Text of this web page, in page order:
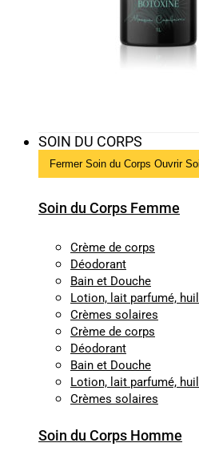
SOIN DU CORPS
Fermer Soin du Corps Ouvrir
Soin du Corps Femme
Crème de corps
Déodorant
Bain et Douche
Lotion, lait parfumé,
Crèmes solaires
Crème de corps
Déodorant
Bain et Douche
Lotion, lait parfumé,
Crèmes solaires
Soin du Corps Homme